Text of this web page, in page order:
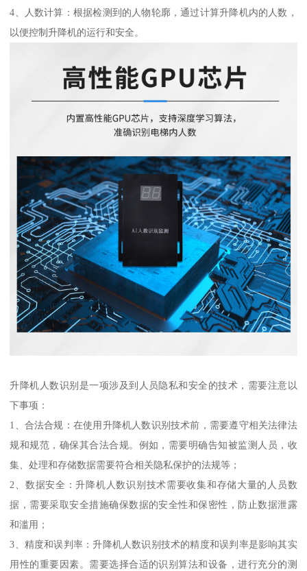
4、人数计算：根据检测到的人物轮廓，通过计算升降机内的人数，
以便控制升降机的运行和安全。
升降机人数识别是一项涉及到人员隐私和安全的技术，需要注意以
下事项：
1、合法合规：在使用升降机人数识别技术前，需要遵守相关法律法
规和规范，确保其合法合规。例如，需要明确告知被监测人员，收
集、处理和存储数据需要符合相关隐私保护的法规等；
2、数据安全：升降机人数识别技术需要收集和存储大量的人员数
据，需要采取安全措施确保数据的安全性和保密性，防止数据泄露
和滥用；
3、精度和误判率：升降机人数识别技术的精度和误判率是影响其实
用性的重要因素。需要选择合适的识别算法和设备，进行充分的测